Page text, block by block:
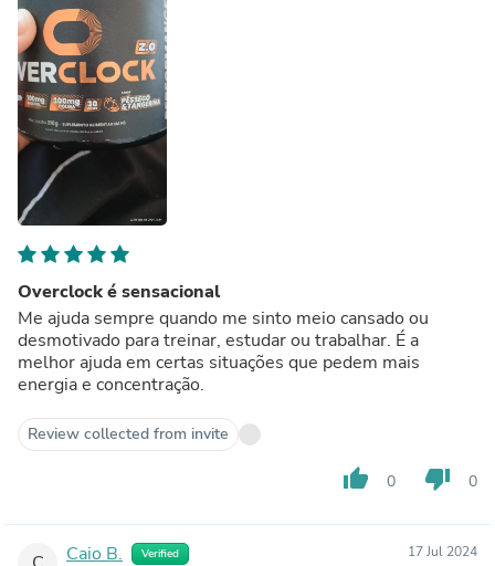
Overclock é sensacional
Me ajuda sempre quando me sinto meio cansado ou
desmotivado para treinar, estudar ou trabalhar. É a
melhor ajuda em certas situações que pedem mais
energia e concentração.
Review collected from invite
thumb_up 0 thumb_down 0
Caio B. Verified 17 Jul 2024